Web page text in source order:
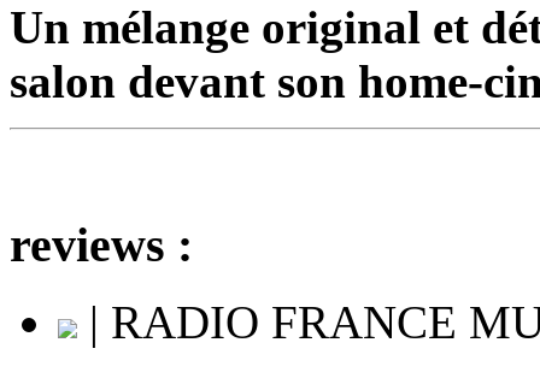
Un mélange original et
salon devant son home-
reviews :
| RADIO FRANCE